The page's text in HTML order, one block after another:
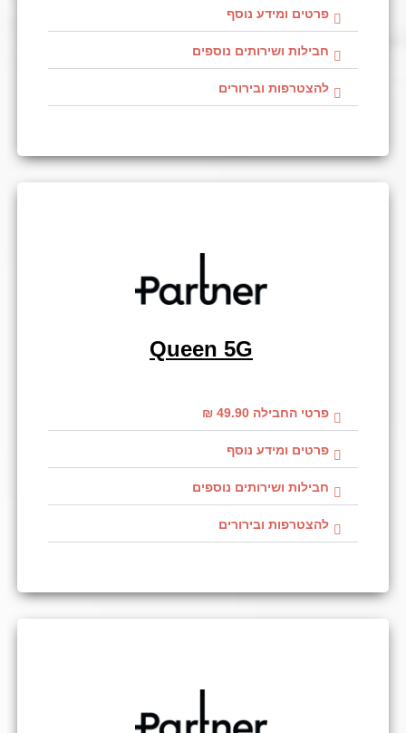
פרטים ומידע נוסף
חבילות ושירותים נוספים
להצטרפות ובירורים
Queen 5G
פרטי החבילה 49.90 ₪
פרטים ומידע נוסף
חבילות ושירותים נוספים
להצטרפות ובירורים